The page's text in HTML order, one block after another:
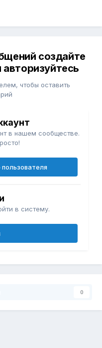
создайте
чтобы оставить
в нашем сообществе.
в систему.
0